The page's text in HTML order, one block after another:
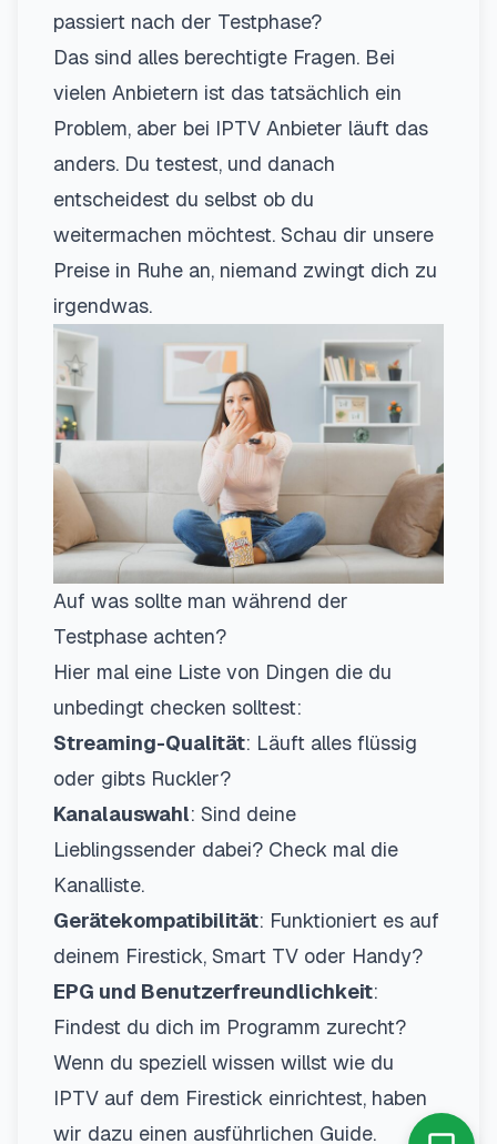
passiert nach der Testphase?
Das sind alles berechtigte Fragen. Bei
vielen Anbietern ist das tatsächlich ein
Problem, aber bei IPTV Anbieter läuft das
anders. Du testest, und danach
entscheidest du selbst ob du
weitermachen möchtest. Schau dir unsere
Preise in Ruhe an, niemand zwingt dich zu
irgendwas.
Auf was sollte man während der
Testphase achten?
Hier mal eine Liste von Dingen die du
unbedingt checken solltest:
Streaming-Qualität: Läuft alles flüssig
oder gibts Ruckler?
Kanalauswahl: Sind deine
Lieblingssender dabei? Check mal die
Kanalliste.
Gerätekompatibilität: Funktioniert es auf
deinem Firestick, Smart TV oder Handy?
EPG und Benutzerfreundlichkeit:
Findest du dich im Programm zurecht?
Wenn du speziell wissen willst wie du
IPTV auf dem Firestick einrichtest, haben
wir dazu einen ausführlichen Guide.